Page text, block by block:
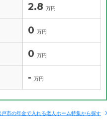
2.8 万円
0 万円
0 万円
- 万円
戸市の年金で入れる老人ホーム特集から探す